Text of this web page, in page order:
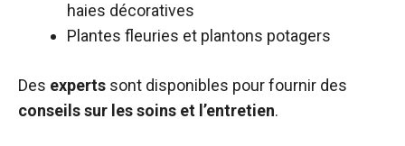
haies décoratives
Plantes fleuries et plantons potagers
Des experts sont disponibles pour fournir des
conseils sur les soins et l’entretien.